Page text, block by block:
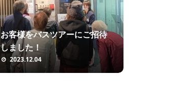
お客様をバスツアーにご招待
しました！
2023.12.04